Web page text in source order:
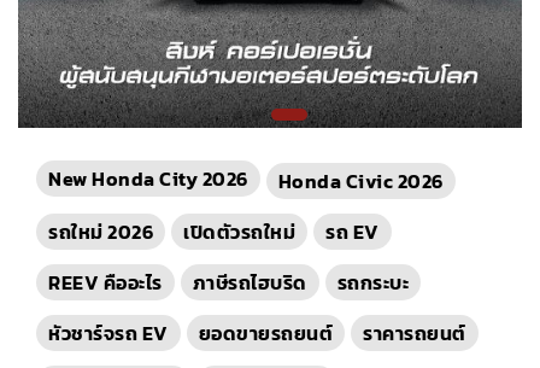
New Honda City 2026
Honda Civic 2026
รถใหม่ 2026
เปิดตัวรถใหม่
รถ EV
REEV คืออะไร
ภาษีรถไฮบริด
รถกระบะ
หัวชาร์จรถ EV
ยอดขายรถยนต์
ราคารถยนต์